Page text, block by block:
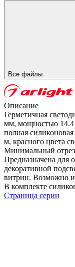
Все файлы
Описание
Герметичная
мм, мощностью 14.4
полная
м, красного цвета
Минимальный
Предназначена для
декоративной
витрин. Возможно
В комплекте
Страница серии